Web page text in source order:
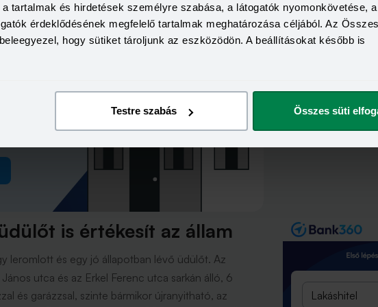
tartalmak és hirdetések személyre szabása, a látogatók nyomonkövetése,
érdeklődésének megfelelő tartalmak meghatározása céljából. Az
hogy sütiket tároljunk az eszközödön. A beállításokat később is
Testre szabás Összes süti
vágysz?
a
is értékesít az állam
leromlott és egy jó állapotban lévő üdülőt. Az
utca és az Erkel Ferenc utca sarkán álló, 6
és garázzsal, szinte bármikor újranyitható, az
Lakáshitel